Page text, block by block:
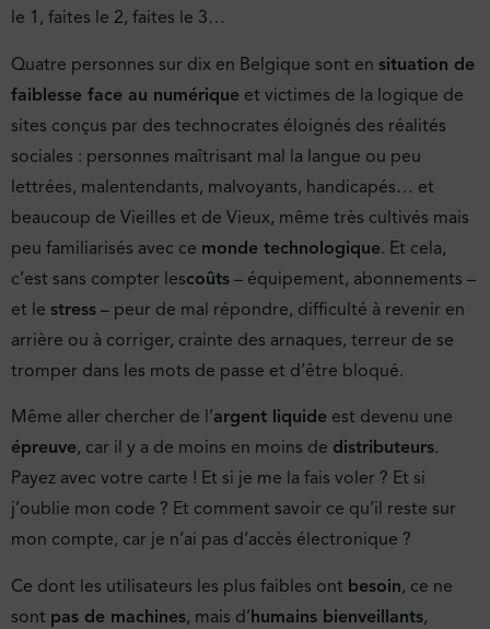
le 1, faites le 2, faites le 3…
Quatre personnes sur dix en Belgique sont en situation de
faiblesse face au numérique et victimes de la logique de
sites conçus par des technocrates éloignés des réalités
sociales : personnes maîtrisant mal la langue ou peu
lettrées, malentendants, malvoyants, handicapés… et
beaucoup de Vieilles et de Vieux, même très cultivés mais
peu familiarisés avec ce monde technologique. Et cela,
c’est sans compter lescoûts – équipement, abonnements –
et le stress – peur de mal répondre, difficulté à revenir en
arrière ou à corriger, crainte des arnaques, terreur de se
tromper dans les mots de passe et d’être bloqué.
Même aller chercher de l’argent liquide est devenu une
épreuve, car il y a de moins en moins de distributeurs.
Payez avec votre carte ! Et si je me la fais voler ? Et si
j’oublie mon code ? Et comment savoir ce qu’il reste sur
mon compte, car je n’ai pas d’accès électronique ?
Ce dont les utilisateurs les plus faibles ont besoin, ce ne
sont pas de machines, mais d’humains bienveillants,